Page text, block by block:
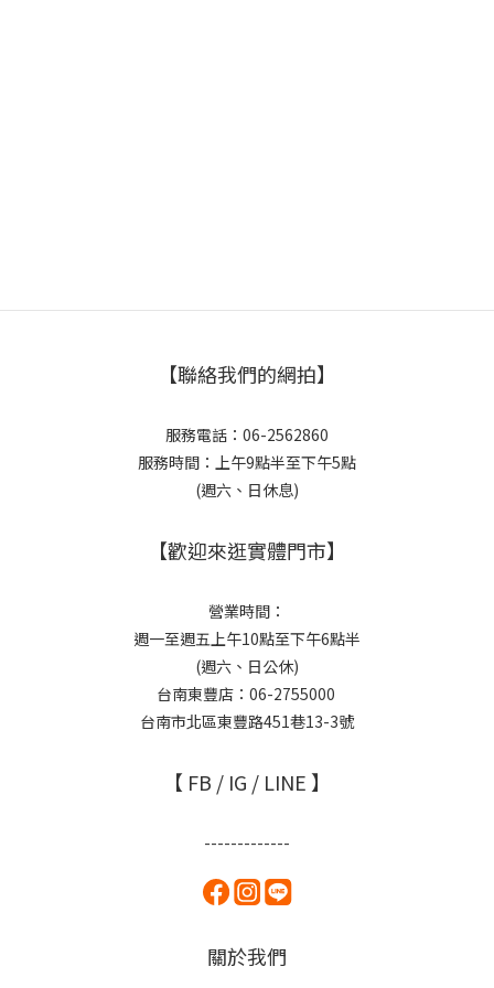
【聯絡我們的網拍】
服務電話：06-2562860
服務時間：上午9點半至下午5點
(週六、日休息)
【歡迎來逛實體門市】
營業時間：
週一至週五上午10點至下午6點半
(週六、日公休)
台南東豐店：06-2755000
台南市北區東豐路451巷13-3號
【 FB / IG / LINE 】
-------------
關於我們